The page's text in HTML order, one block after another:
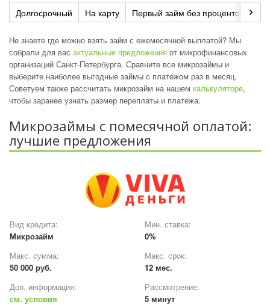
Долгосрочный На карту Первый займ без процентов
Не знаете где можно взять займ с ежемесячной выплатой? Мы
собрали для вас актуальные предложения от микрофинансовых
организаций Санкт-Петербурга. Сравните все микрозаймы и
выберите наиболее выгодные займы с платежом раз в месяц.
Советуем также рассчитать микрозайм на нашем калькуляторе,
чтобы заранее узнать размер переплаты и платежа.
Микрозаймы с помесячной оплатой:
лучшие предложения
Вид кредита:
Микрозайм
Мин. ставка:
0%
Макс. сумма:
50 000 руб.
Макс. срок:
12 мес.
Доп. информация:
см. условия
Рассмотрение:
5 минут